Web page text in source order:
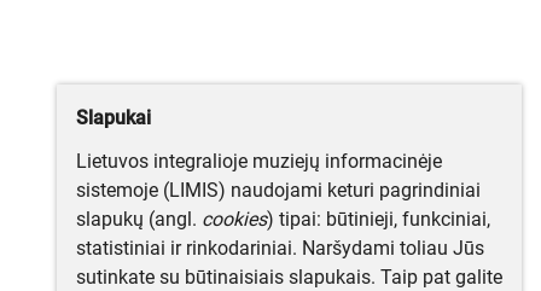
Slapukai
Lietuvos integralioje muziejų informacinėje
sistemoje (LIMIS) naudojami keturi pagrindiniai
slapukų (angl. cookies) tipai: būtinieji, funkciniai,
statistiniai ir rinkodariniai. Naršydami toliau Jūs
sutinkate su būtinaisiais slapukais. Taip pat galite